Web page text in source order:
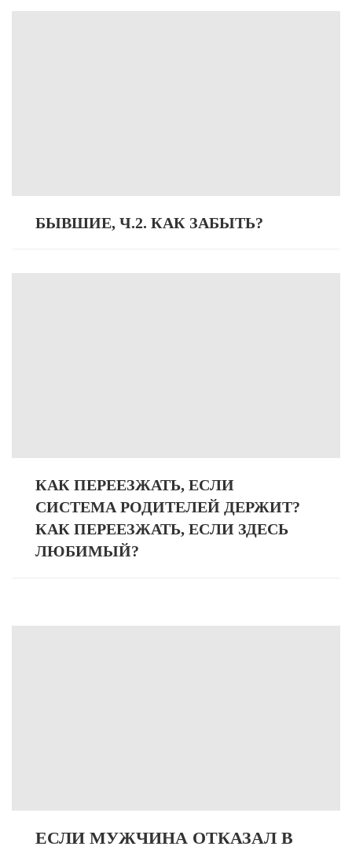
БЫВШИЕ, Ч.2. КАК ЗАБЫТЬ?
КАК ПЕРЕЕЗЖАТЬ, ЕСЛИ
СИСТЕМА РОДИТЕЛЕЙ ДЕРЖИТ?
КАК ПЕРЕЕЗЖАТЬ, ЕСЛИ ЗДЕСЬ
ЛЮБИМЫЙ?
ЕСЛИ МУЖЧИНА ОТКАЗАЛ В